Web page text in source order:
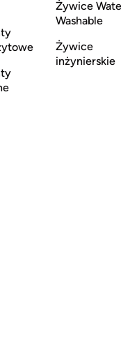
Żywice
Washable
Żywice
inżynierskie